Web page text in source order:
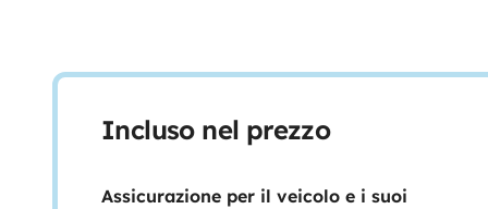
Incluso nel prezzo
Assicurazione per il veicolo e i suoi